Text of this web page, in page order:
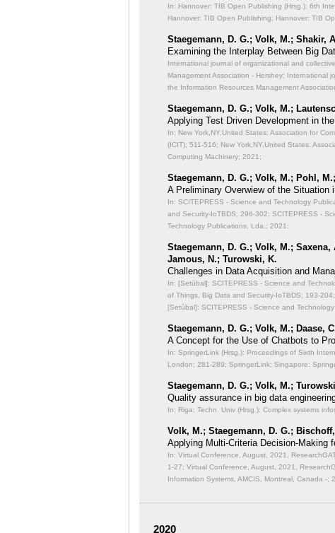
In: Hannover: TIB Open Publishing (Hrsg.): 6th
Hannover: TIB Open Publishing; Hannover: TIB
Staegemann, D. G.; Volk, M.; Shakir,
Examining the Interplay Between Big
International journal of organizational and
Management Association - Hershey; International
the Information Resources Management
Staegemann, D. G.; Volk, M.;
Applying Test Driven Development in
In: New York,NY,United States: Association for
(ICIT); 511-516; New York,NY,United States:
Computing Machinery; 2021;
Staegemann, D. G.; Volk, M.; Pohl,
A Preliminary Overwiew of the Situation
In: SCITEPRESS - Science and Technology
and Security-IoTBDS; 296-302; SCITEPRESS -
Technology Publications, Lda.; 2021;
Staegemann, D. G.; Volk, M.;
Jamous, N.; Turowski, K.
Challenges in Data Acquisition and
In: [Setúbal]: SCITEPRESS - Science and
of Things, Big Data and Security-IoTBDS; 193-
[Setúbal]: SCITEPRESS - Science and
Staegemann, D. G.; Volk, M.; Daase,
A Concept for the Use of Chatbots to
In: SpringerLink (Hrsg.): Proceedings of Sixth
London; 281-289; SpringerLink; Singapore:
Staegemann, D. G.; Volk, M.;
Quality assurance in big data
In: Riga: Techn. Univ (Hrsg.): Complex systems
Volk, M.; Staegemann, D. G.;
Applying Multi-Criteria Decision-Making
In: Virtual Conference, August, 2021,
1-27; Virtual Conference, August, 2021,
Information Systems, AMCIS, Montreal, Canada -;
2020